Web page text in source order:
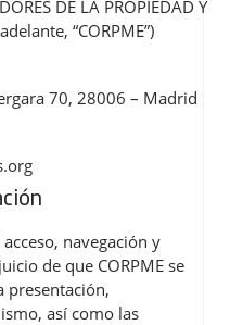
DE LA PROPIEDAD Y
“CORPME”)
70, 28006 – Madrid
navegación y
de que CORPME se
presentación,
así como las